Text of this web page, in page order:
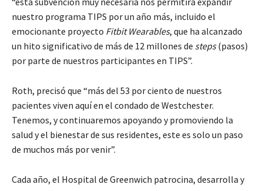
nuestro programa TIPS por un año más, incluido el
emocionante proyecto Fitbit Wearables, que ha alcanzado
un hito significativo de más de 12 millones de steps(pasos)
por parte de nuestros participantes en TIPS”.
Roth, precisó que “más del 53 por ciento de nuestros
pacientes viven aquí en el condado de Westchester.
Tenemos, y continuaremos apoyando y promoviendo la
salud y el bienestar de sus residentes, este es solo un paso
de muchos más por venir”.
Cada año, el Hospital de Greenwich patrocina, desarrolla y